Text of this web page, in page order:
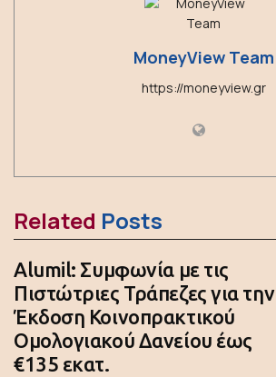
MoneyView Team
https://moneyview.gr
Related Posts
Alumil: Συμφωνία με τις
Πιστώτριες Τράπεζες για την
Έκδοση Κοινοπρακτικού
Ομολογιακού Δανείου έως
€135 εκατ.